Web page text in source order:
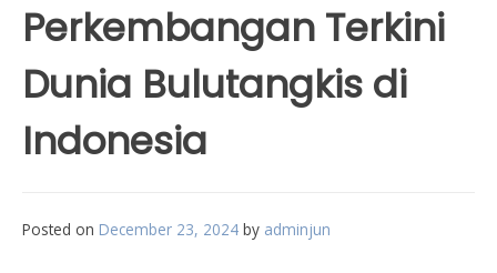
Perkembangan Terkini
Dunia Bulutangkis di
Indonesia
Posted on December 23, 2024 by adminjun